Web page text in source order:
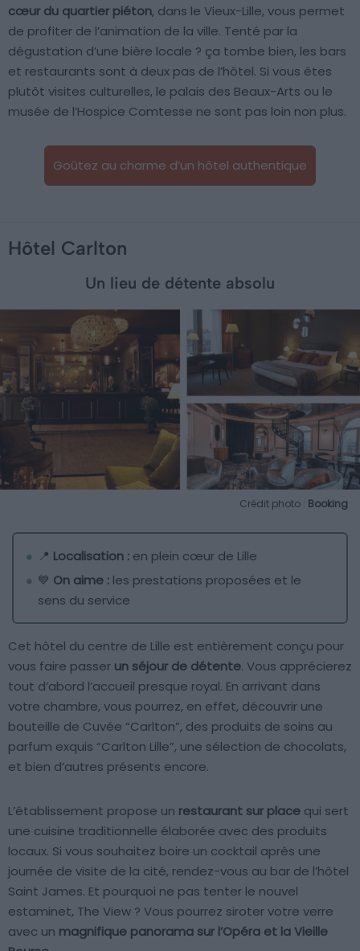
cœur du quartier piéton, dans le Vieux-Lille, vous permet
de profiter de l’animation de la ville. Tenté par la
dégustation d’une bière locale ? ça tombe bien, les bars
et restaurants sont à deux pas de l’hôtel. Si vous êtes
plutôt visites culturelles, le palais des Beaux-Arts ou le
musée de l’Hospice Comtesse ne sont pas loin non plus.
Goûtez au charme d’un hôtel authentique
Hôtel Carlton
Un lieu de détente absolu
Crédit photo : Booking
📍 Localisation : en plein cœur de Lille
💙 On aime : les prestations proposées et le
sens du service
Cet hôtel du centre de Lille est entièrement conçu pour
vous faire passer un séjour de détente. Vous apprécierez
tout d’abord l’accueil presque royal. En arrivant dans
votre chambre, vous pourrez, en effet, découvrir une
bouteille de Cuvée “Carlton”, des produits de soins au
parfum exquis “Carlton Lille”, une sélection de chocolats,
et bien d’autres présents encore.
L’établissement propose un restaurant sur place qui sert
une cuisine traditionnelle élaborée avec des produits
locaux. Si vous souhaitez boire un cocktail après une
journée de visite de la cité, rendez-vous au bar de l’hôtel
Saint James. Et pourquoi ne pas tenter le nouvel
estaminet, The View ? Vous pourrez siroter votre verre
avec un magnifique panorama sur l’Opéra et la Vieille